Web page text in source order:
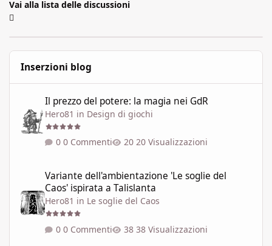
Vai alla lista delle discussioni
Inserzioni blog
Il prezzo del potere: la magia nei GdR
Hero81 in Design di giochi
0 Commenti 20 Visualizzazioni
Variante dell'ambientazione 'Le soglie del
Caos' ispirata a Talislanta
Hero81 in Le soglie del Caos
0 Commenti 38 Visualizzazioni